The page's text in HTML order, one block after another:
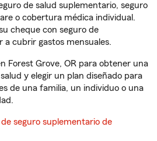
de salud suplementario, seguro
o cobertura médica individual.
cheque con seguro de
a cubrir gastos mensuales.
Forest Grove, OR para obtener una
y elegir un plan diseñado para
de una familia, un individuo o una
seguro suplementario de